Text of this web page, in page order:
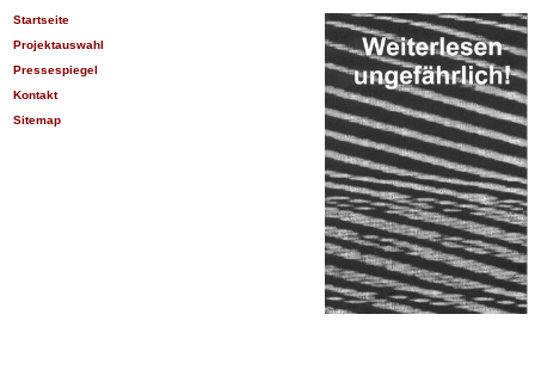
Startseite
Projektauswahl
Pressespiegel
Kontakt
Sitemap